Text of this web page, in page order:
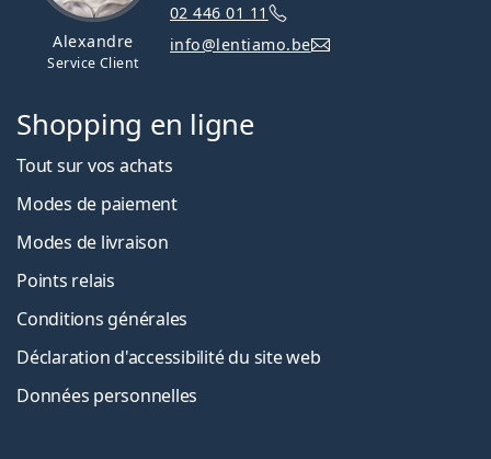
Alexandre
Service Client
02 446 01 11
info@lentiamo.be
Shopping en ligne
Tout sur vos achats
Modes de paiement
Modes de livraison
Points relais
Conditions générales
Déclaration d'accessibilité du site web
Données personnelles